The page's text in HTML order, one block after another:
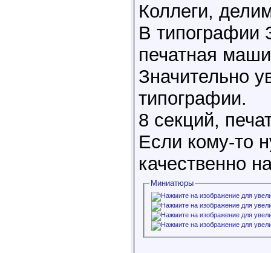
Коллеги,
В типографии
печатная
Значительно
типографии.
8 секций,
Если кому-то
качественно
Миниатюры